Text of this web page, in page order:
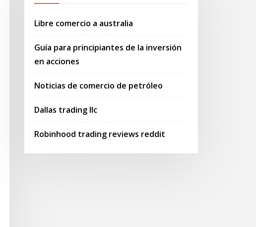
Libre comercio a australia
Guía para principiantes de la inversión
en acciones
Noticias de comercio de petróleo
Dallas trading llc
Robinhood trading reviews reddit